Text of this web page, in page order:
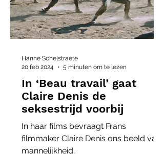
In ‘Beau travail’ gaat
Claire Denis de
seksestrijd voorbij
In haar films bevraagt Frans
filmmaker Claire Denis ons beeld van
mannelijkheid.
Hanne Schelstraete
20 feb 2024
5 minuten om te lezen